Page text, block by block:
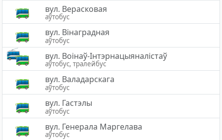
вул. Верасковая
аўтобус
вул. Вінаградная
аўтобус
вул. Воінаў-Інтэрнацыяналістаў
аўтобус, тралейбус
вул. Валадарскага
аўтобус
вул. Гастэлы
аўтобус
вул. Генерала Маргелава
аўтобус